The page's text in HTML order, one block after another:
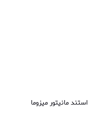
استند مانیتور میزوما